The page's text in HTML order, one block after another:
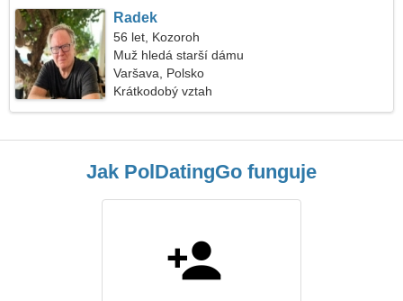
Radek
56 let, Kozoroh
Muž hledá starší dámu
Varšava, Polsko
Krátkodobý vztah
Jak PolDatingGo funguje